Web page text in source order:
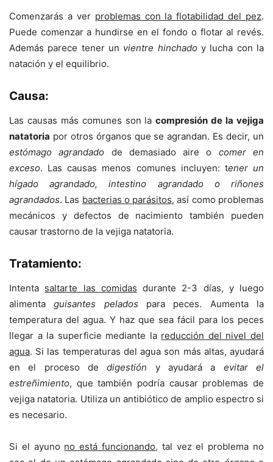
Comenzarás a ver problemas con la flotabilidad del pez.
Puede comenzar a hundirse en el fondo o flotar al revés.
Además parece tener un vientre hinchadoy lucha con la
natación y el equilibrio.
Causa:
Las causas más comunes son lacompresión de la vejiga
natatoria por otros órganos que se agrandan. Es decir, un
estómago agrandado de demasiado aire o comer en
exceso. Las causas menos comunes incluyen: tener un
hígado agrandado, intestino agrandado o riñones
agrandados. Las bacterias o parásitos, así como problemas
mecánicos y defectos de nacimiento también pueden
causar trastorno de la vejiga natatoria.
Tratamiento:
Intenta saltarte las comidas durante 2-3 días, y luego
alimentaguisantes pelados para peces. Aumenta la
temperatura del agua. Y haz que sea fácil para los peces
llegar a la superficie mediante la reducción del nivel del
agua. Si las temperaturas del agua son más altas, ayudará
en el proceso dedigestión y ayudará a evitar el
estreñimiento, que también podría causar problemas de
vejiga natatoria. Utiliza un antibiótico de amplio espectro si
es necesario.
Si el ayuno no está funcionando, tal vez el problema no